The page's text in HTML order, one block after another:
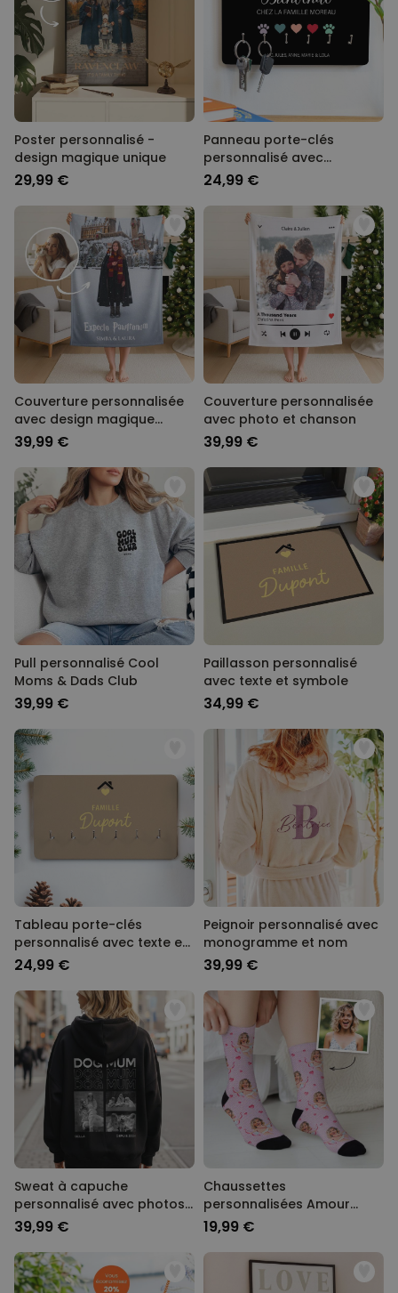
Poster personnalisé -
design magique unique
29,99 €
Panneau porte-clés
personnalisé avec
symboles et noms
24,99 €
Couverture personnalisée
avec design magique
unique
39,99 €
Couverture personnalisée
avec photo et chanson
39,99 €
Pull personnalisé Cool
Moms & Dads Club
39,99 €
Paillasson personnalisé
avec texte et symbole
34,99 €
Tableau porte-clés
personnalisé avec texte et
symbole
24,99 €
Peignoir personnalisé avec
monogramme et nom
39,99 €
Sweat à capuche
personnalisé avec photos
en noir et blanc et texte
39,99 €
Chaussettes
personnalisées Amour
avec votre visage
19,99 €